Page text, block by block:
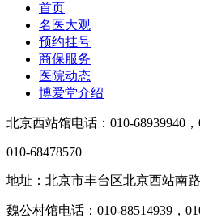
首页
名医大观
预约挂号
商保服务
医院动态
博爱堂介绍
北京西站馆电话：010-68939940，
010-68478570
地址：北京市丰台区北京西站南
魏公村馆电话：010-88514939，